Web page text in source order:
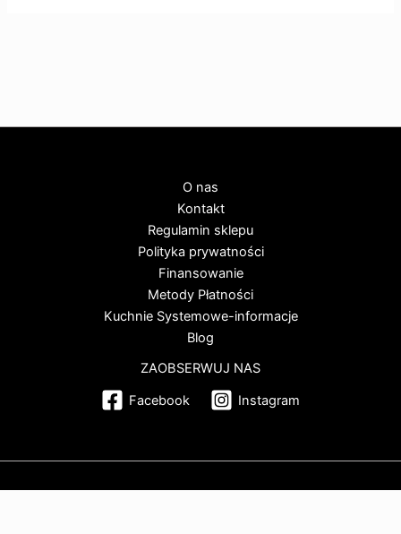
O nas
Kontakt
Regulamin sklepu
Polityka prywatności
Finansowanie
Metody Płatności
Kuchnie Systemowe-informacje
Blog
ZAOBSERWUJ NAS
Facebook
Instagram